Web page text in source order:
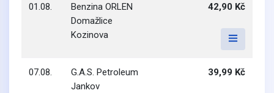
01.08.
Benzina ORLEN
Domažlice
Kozinova
42,90 Kč
07.08.
G.A.S. Petroleum
Jankov
39,99 Kč